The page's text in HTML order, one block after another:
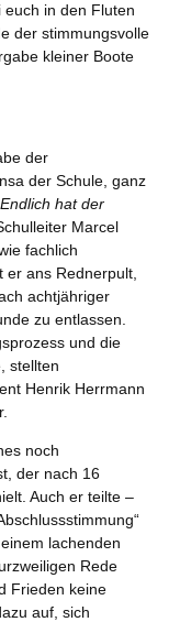
euch in den Fluten
der stimmungsvolle
kleiner Boote
der
der Schule, ganz
hat der
Marcel
fachlich
ans Rednerpult,
achtjähriger
zu entlassen.
und die
stellten
Henrik Herrmann
noch
der nach 16
Auch er teilte –
lachenden
Rede
Frieden keine
auf, sich